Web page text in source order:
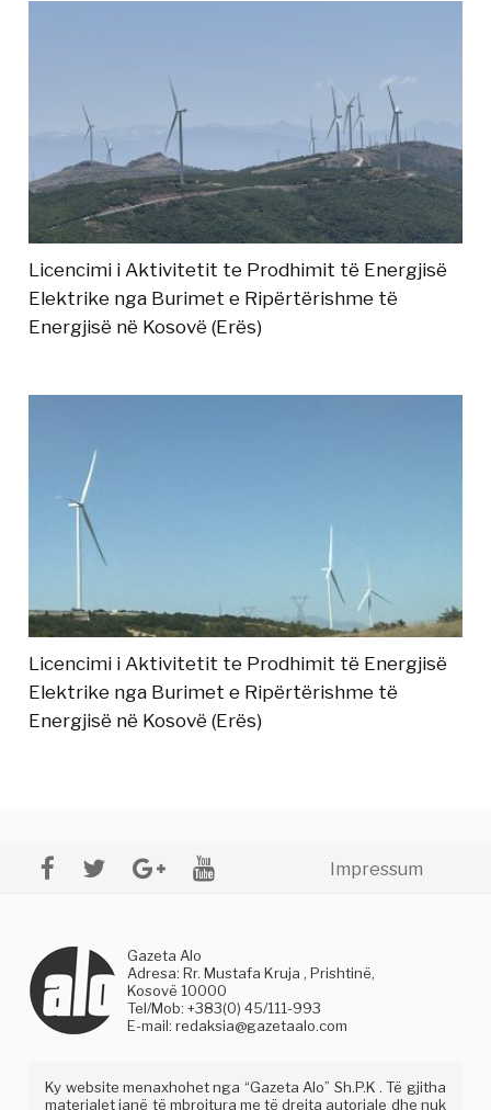
Licencimi i Aktivitetit te Prodhimit të Energjisë
Elektrike nga Burimet e Ripërtërishme të
Energjisë në Kosovë (Erës)
Licencimi i Aktivitetit te Prodhimit të Energjisë
Elektrike nga Burimet e Ripërtërishme të
Energjisë në Kosovë (Erës)
Impressum
Gazeta Alo
Adresa: Rr. Mustafa Kruja , Prishtinë,
Kosovë 10000
Tel/Mob: +383(0) 45/111-993
E-mail:redaksia@gazetaalo.com
Ky website menaxhohet nga “Gazeta Alo” Sh.P.K . Të gjitha
materialet janë të mbrojtura me të drejta autoriale dhe nuk